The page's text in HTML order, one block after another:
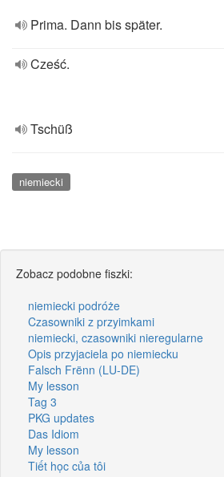
Prima. Dann bis später.
Cześć.
Tschüß
niemiecki
Zobacz podobne fiszki:
niemiecki podróże
Czasowniki z przyimkami
niemiecki, czasowniki nieregularne
Opis przyjaciela po niemiecku
Falsch Frënn (LU-DE)
My lesson
Tag 3
PKG updates
Das Idiom
My lesson
Tiết học của tôi